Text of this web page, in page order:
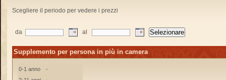
Scegliere il periodo per vedere i prezzi
da al
Supplemento per persona in più in camera
0-1 anno
-